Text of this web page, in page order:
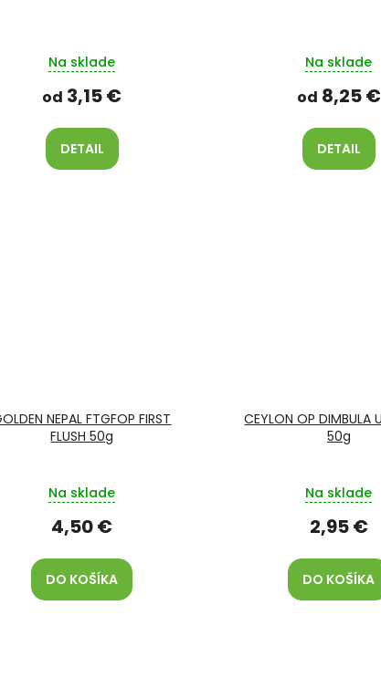
Na sklade
od 3,15 €
DETAIL
Na sklade
od 8,25 €
DETAIL
NEPAL FTGFOP FIRST
FLUSH 50g
Na sklade
4,50 €
DO KOŠÍKA
CEYLON OP DIMBULA
50g
Na sklade
2,95 €
DO KOŠÍKA